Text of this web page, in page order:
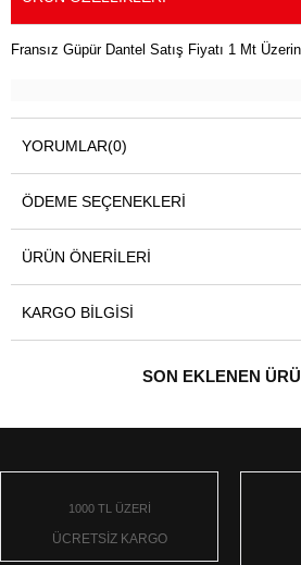
Fransız Güpür Dantel Satış Fiyatı 1 Mt
YORUMLAR(0)
ÖDEME SEÇENEKLERI
ÜRÜN ÖNERILERI
KARGO BILGISI
SON EKLENEN
1000 TL ÜZERİ
ÜCRETSİZ KARGO